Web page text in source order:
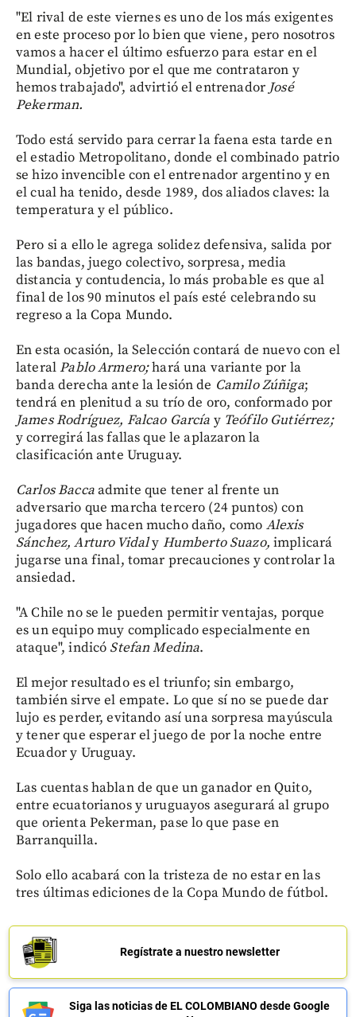
"El rival de este viernes es uno de los más exigentes
en este proceso por lo bien que viene, pero nosotros
vamos a hacer el último esfuerzo para estar en el
Mundial, objetivo por el que me contrataron y
hemos trabajado", advirtió el entrenador José
Pekerman.
Todo está servido para cerrar la faena esta tarde en
el estadio Metropolitano, donde el combinado patrio
se hizo invencible con el entrenador argentino y en
el cual ha tenido, desde 1989, dos aliados claves: la
temperatura y el público.
Pero si a ello le agrega solidez defensiva, salida por
las bandas, juego colectivo, sorpresa, media
distancia y contudencia, lo más probable es que al
final de los 90 minutos el país esté celebrando su
regreso a la Copa Mundo.
En esta ocasión, la Selección contará de nuevo con el
lateralPablo Armero;hará una variante por la
banda derecha ante la lesión de Camilo Zúñiga;
tendrá en plenitud a su trío de oro, conformado por
James Rodríguez, Falcao García yTeófilo Gutiérrez;
y corregirá las fallas que le aplazaron la
clasificación ante Uruguay.
Carlos Baccaadmite que tener al frente un
adversario que marcha tercero (24 puntos) con
jugadores que hacen mucho daño, como Alexis
Sánchez, Arturo Vidaly Humberto Suazo,implicará
jugarse una final, tomar precauciones y controlar la
ansiedad.
"A Chile no se le pueden permitir ventajas, porque
es un equipo muy complicado especialmente en
ataque", indicó Stefan Medina.
El mejor resultado es el triunfo; sin embargo,
también sirve el empate. Lo que sí no se puede dar
lujo es perder, evitando así una sorpresa mayúscula
y tener que esperar el juego de por la noche entre
Ecuador y Uruguay.
Las cuentas hablan de que un ganador en Quito,
entre ecuatorianos y uruguayos asegurará al grupo
que orienta Pekerman, pase lo que pase en
Barranquilla.
Solo ello acabará con la tristeza de no estar en las
tres últimas ediciones de la Copa Mundo de fútbol.
Regístrate a nuestro newsletter
Siga las noticias de EL COLOMBIANO desde Google